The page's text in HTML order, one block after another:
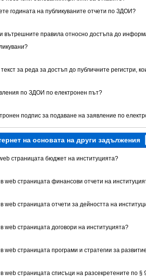
годината на публикуваните отчети по ЗДОИ?
вътрешните правила относно достъпа до
за реда за достъп до публичните регистри,
по ЗДОИ по електронен път?
подпис за подаване на заявление по
на основата на други задължения
страницата бюджет на институцията?
web страницата финансови отчети на
web страницата отчети за дейността на
web страницата договори на институцията?
web страницата програми и стратегии за
web страницата списъци на разсекретените по